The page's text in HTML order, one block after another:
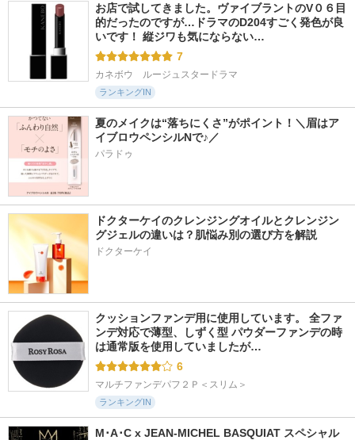
コスノリ
MiMC エムアイエムシ
ー
お店で試してきました。ヴァイブラントのV０６目
的だったのですが…ドラマのD204すごく発色が良
いです！ 縦ジワも気にならない…
7
カネボウ　ルージュスタードラマ
ランキングIN
夏のメイクは“落ちにくさ”がポイント！＼眉はア
イブロウペンシルNで♪／
パラドゥ
ドクターケイのクレンジングオイルとクレンジン
グジェルの違いは？肌悩み別の選び方を解説
ドクターケイ
クッションファンデ用に使用しています。 全ファ
ンデ対応で薄型、しずく型 パウダーファンデの時
は通常版を使用していましたが…
6
マルチファンデパフ２Ｐ＜スリム＞
ランキングIN
M･A･C x JEAN-MICHEL BASQUIAT スペシャル